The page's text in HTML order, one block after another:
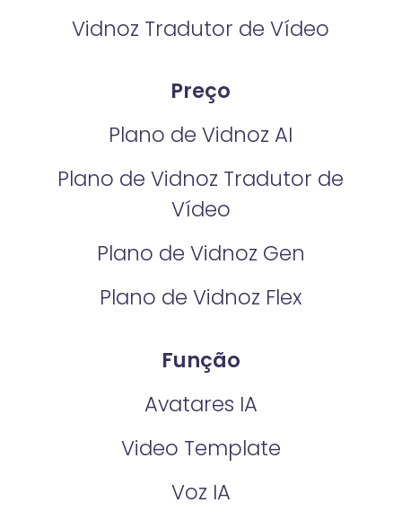
Vidnoz Tradutor de Vídeo
Preço
Plano de Vidnoz AI
Plano de Vidnoz Tradutor de
Vídeo
Plano de Vidnoz Gen
Plano de Vidnoz Flex
Função
Avatares IA
Video Template
Voz IA